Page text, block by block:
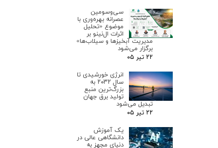
سی‌وسومین
عصرانه بهره‌وری با
موضوع «تحلیل
اثرات ال‌نینو بر
مدیریت آبخیزها و سیلاب‌ها»
برگزار می‌شود
۲۲ تیر ۰۵
انرژی خورشیدی تا
سال ۲۰۳۲ به
بزرگ‌ترین منبع
تولید برق جهان
تبدیل می‌شود
۲۲ تیر ۰۵
یک آموزش
دانشگاهی عالی در
دنیای مجهز به